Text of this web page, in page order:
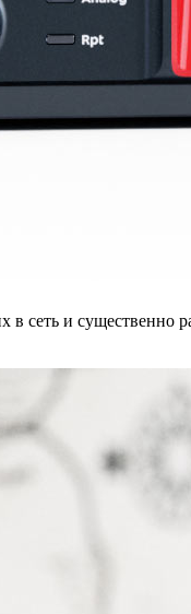
в сеть и существенно